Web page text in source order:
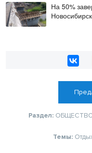
На 50%
Раздел:
Темы: